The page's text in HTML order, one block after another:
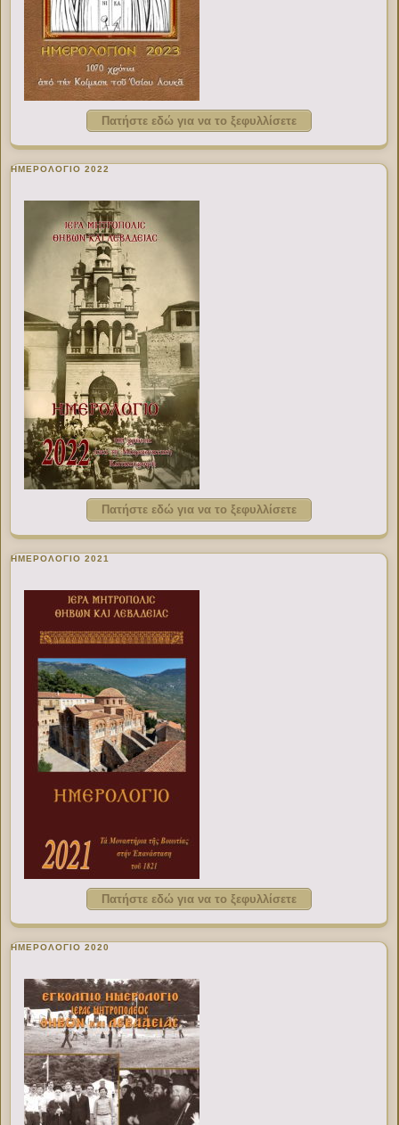
Πατήστε εδώ για να το ξεφυλλίσετε
ΗΜΕΡΟΛΟΓΙΟ 2022
Πατήστε εδώ για να το ξεφυλλίσετε
ΗΜΕΡΟΛΟΓΙΟ 2021
Πατήστε εδώ για να το ξεφυλλίσετε
ΗΜΕΡΟΛΟΓΙΟ 2020